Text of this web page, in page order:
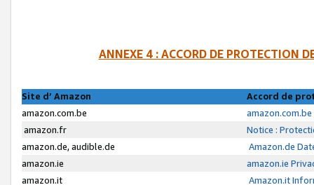
ANNEXE 4 : ACCORD DE PROTECTION
Site d’ Amazon
Accord de
amazon.com.be
amazon.fr
Notice :
amazon.de, audible.de
Amazon.de
amazon.ie
amazon.ie
amazon.it
Amazon.it